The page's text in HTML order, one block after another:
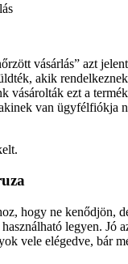
vásárlás” azt
akik
vásárolták ezt a
van ügyfélfiókja
hogy ne kenődjön,
legyen. Jó
vele elégedve, bár